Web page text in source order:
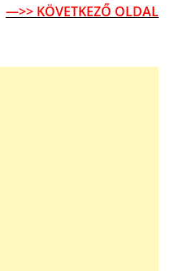
—>> KÖVETKEZŐ OLDAL